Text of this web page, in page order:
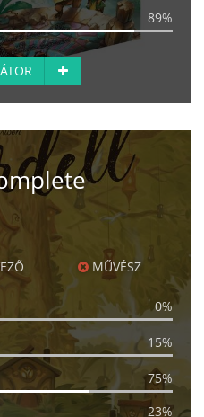
89%
MŰVÉSZ
0%
15%
75%
23%